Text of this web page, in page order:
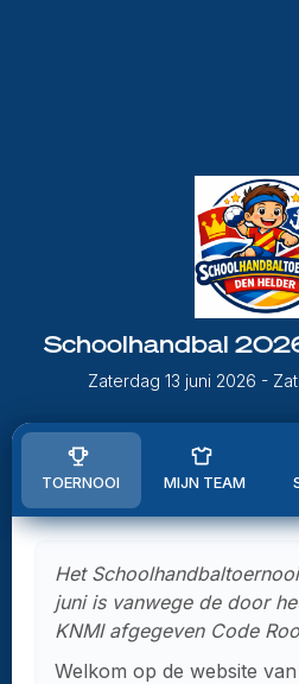
Schoolhandbal
Zaterdag 13 juni 2026 -
TOERNOOI MIJN TEAM
Het
juni is vanwege de door
KNMI afgegeven Code
Welkom op de website